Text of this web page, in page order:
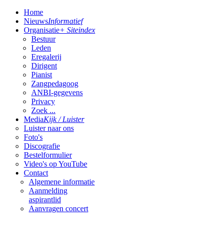
Home
NieuwsInformatief
Organisatie+ Siteindex
Bestuur
Leden
Eregalerij
Dirigent
Pianist
Zangpedagoog
ANBI-gegevens
Privacy
Zoek ...
MediaKijk / Luister
Luister naar ons
Foto's
Discografie
Bestelformulier
Video's op YouTube
Contact
Algemene informatie
Aanmelding
aspirantlid
Aanvragen concert